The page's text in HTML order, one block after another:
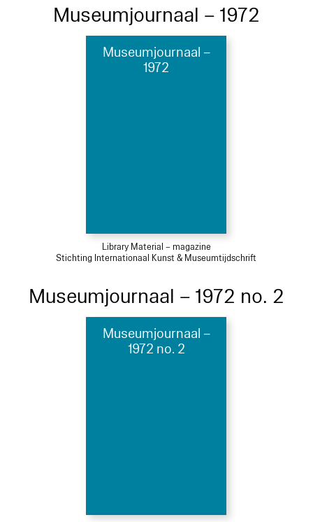
Museumjournaal – 1972
Museumjournaal –
1972
Library Material – magazine
Stichting Internationaal Kunst & Museumtijdschrift
Museumjournaal – 1972 no. 2
Museumjournaal –
1972 no. 2